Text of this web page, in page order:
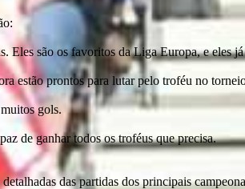
Eles são os favoritos da Liga Europa, e eles
estão prontos para lutar pelo troféu no
gols.
de ganhar todos os troféus que precisa.
das partidas dos principais